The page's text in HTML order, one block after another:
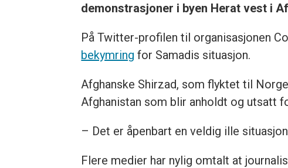
demonstrasjoner i byen Herat vest i
På Twitter-profilen til organisasjonen
bekymring for Samadis situasjon.
Afghanske Shirzad, som flyktet til
Afghanistan som blir anholdt og utsatt
– Det er åpenbart en veldig ille
Flere medier har nylig omtalt at